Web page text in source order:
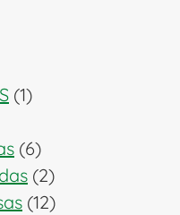
11
66
productos
22
productos
1212